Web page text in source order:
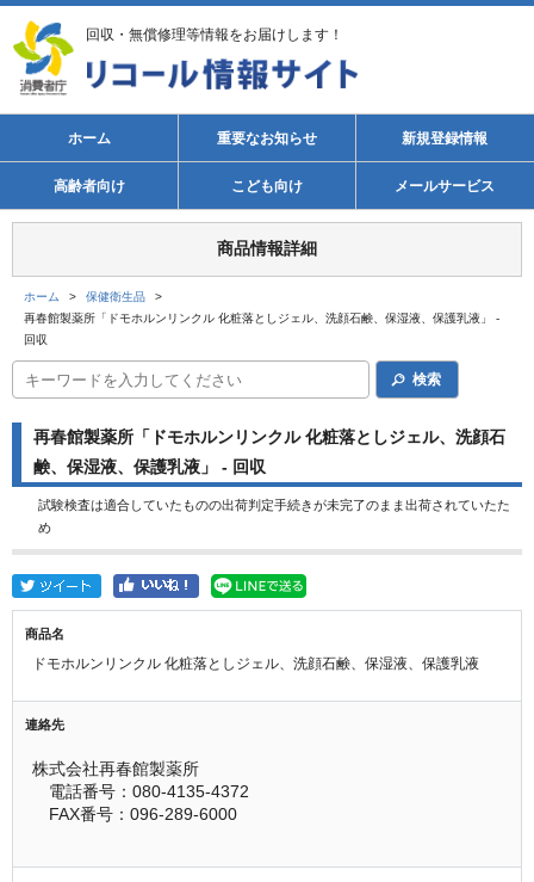
回収・無償修理等情報をお届けします！
ホーム 重要なお知らせ 新規登録情報
高齢者向け こども向け メールサービス
商品情報詳細
ホーム > 保健衛生品
>
再春館製薬所「ドモホルンリンクル 化粧落としジェル、洗顔石鹸、保湿液、保護乳液」 -
回収
検索
再春館製薬所「ドモホルンリンクル 化粧落としジェル、洗顔石
鹸、保湿液、保護乳液」 - 回収
試験検査は適合していたものの出荷判定手続きが未完了のまま出荷されていたた
め
商品名
ドモホルンリンクル 化粧落としジェル、洗顔石鹸、保湿液、保護乳液
連絡先
株式会社再春館製薬所
電話番号：080-4135-4372
FAX番号：096-289-6000